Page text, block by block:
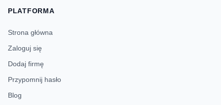
PLATFORMA
Strona główna
Zaloguj się
Dodaj firmę
Przypomnij hasło
Blog